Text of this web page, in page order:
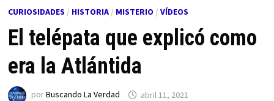
CURIOSIDADES / HISTORIA/ MISTERIO / VÍDEOS
El telépata que explicó como
era la Atlántida
porBuscando La Verdad abril 11, 2021